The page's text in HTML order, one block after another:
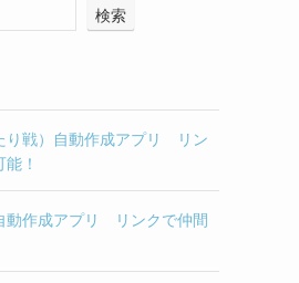
検索
り戦）自動作成アプリ リン
！
動作成アプリ リンクで仲間